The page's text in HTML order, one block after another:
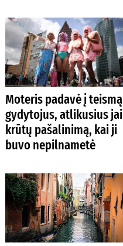
Moteris padavė į teismą
gydytojus, atlikusius jai
krūtų pašalinimą, kai ji
buvo nepilnametė